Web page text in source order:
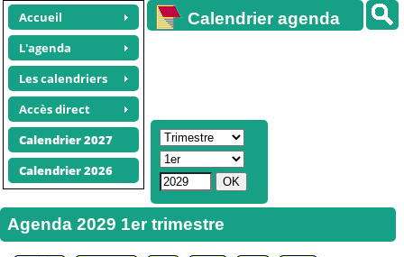
Accueil
L'agenda
Les calendriers
Accès direct
Calendrier 2027
Calendrier 2026
Calendrier agenda
Agenda 2029 1er trimestre